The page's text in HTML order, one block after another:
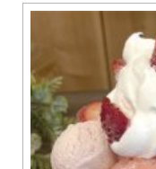
常滑市
半田市
武豊町
美容・健康
ショップ
住まい・暮らし